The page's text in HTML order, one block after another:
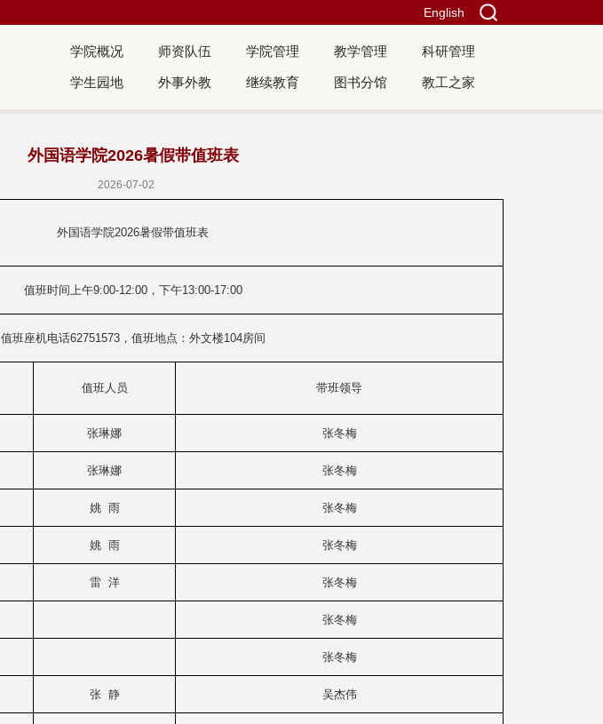
English
学院概况 师资队伍 学院管理 教学管理 科研管理
学生园地 外事外教 继续教育 图书分馆 教工之家
外国语学院2026暑假带值班表
2026-07-02
外国语学院2026暑假带值班表
值班时间上午9:00-12:00，下午13:00-17:00
值班座机电话62751573，值班地点：外文楼104房间
值班人员 带班领导
张琳娜 张冬梅
张琳娜 张冬梅
姚 雨 张冬梅
姚 雨 张冬梅
雷 洋 张冬梅
张冬梅
张冬梅
张 静 吴杰伟